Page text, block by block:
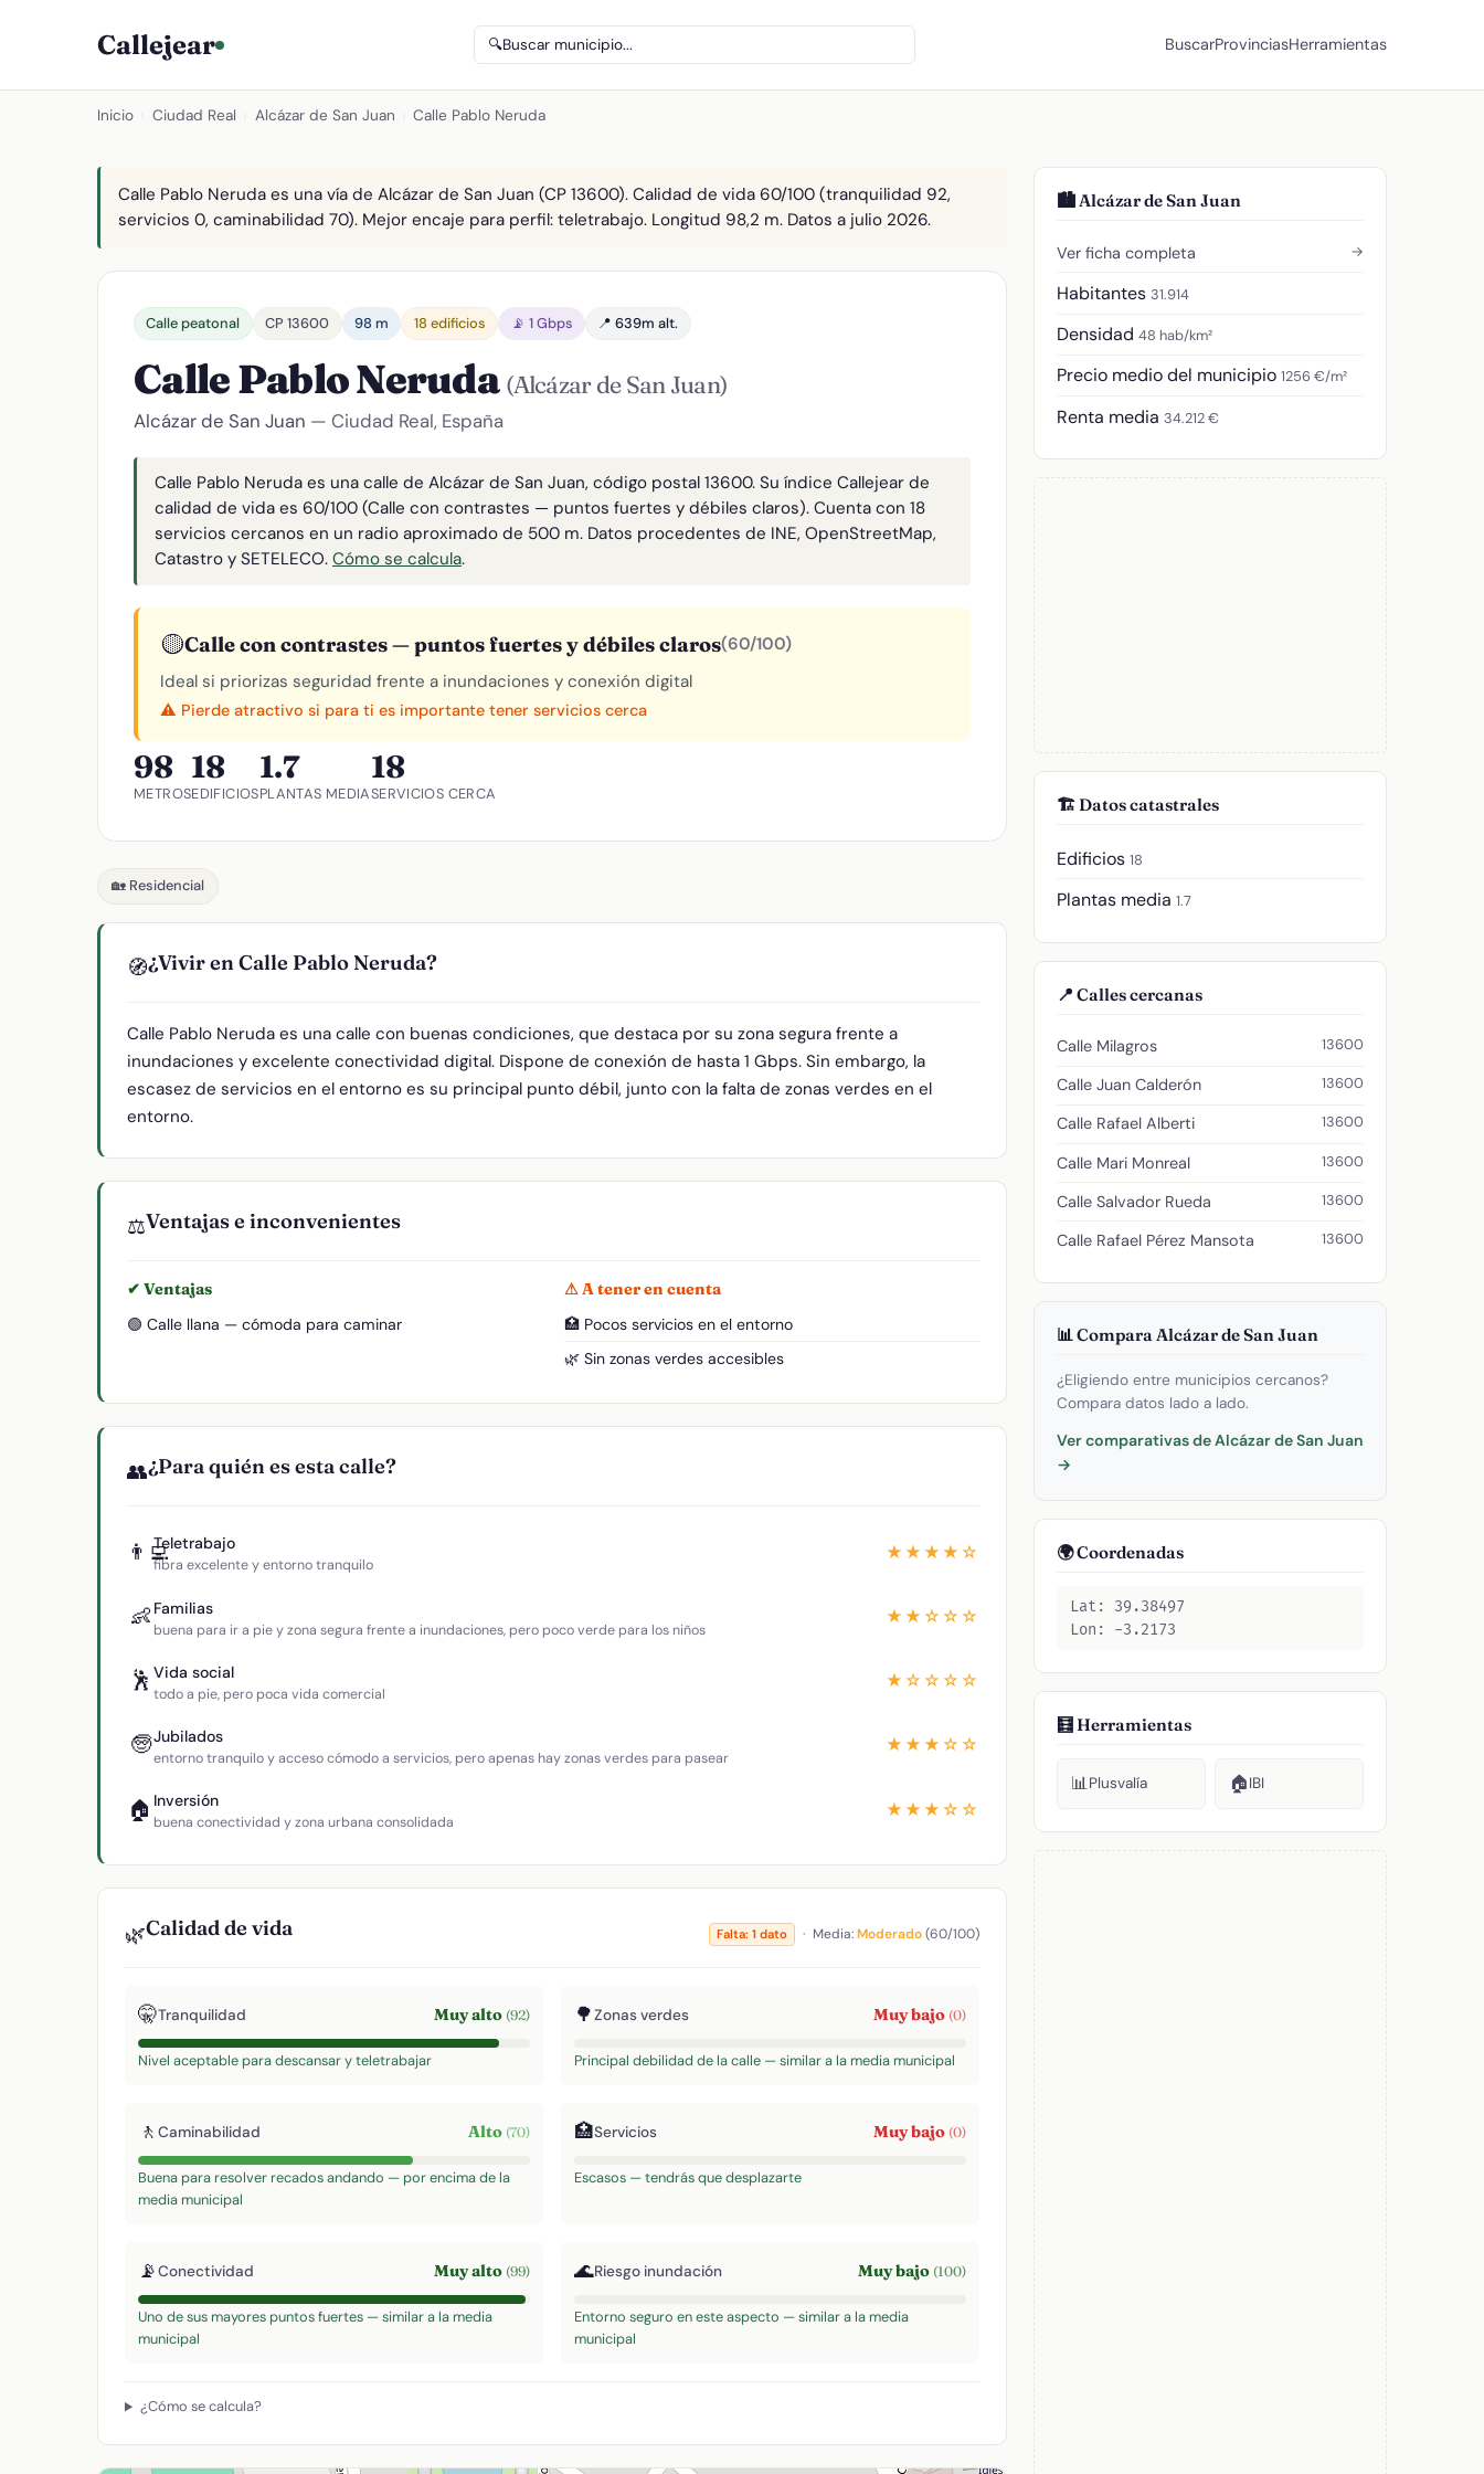
Callejear 🔍Buscar municipio... BuscarProvinciasHerramientas
Inicio Ciudad Real Alcázar de San Juan Calle Pablo Neruda
Calle Pablo Neruda es una vía de Alcázar de San Juan (CP 13600). Calidad de vida 60/100 (tranquilidad 92,
servicios 0, caminabilidad 70). Mejor encaje para perfil: teletrabajo. Longitud 98,2 m. Datos a julio 2026.
Calle peatonal CP 13600 98 m 18 edificios 📡 1 Gbps 📍 639m alt.
Calle Pablo Neruda (Alcázar de San Juan)
Alcázar de San Juan — Ciudad Real, España
Calle Pablo Neruda es una calle de Alcázar de San Juan, código postal 13600. Su índice Callejear de
calidad de vida es 60/100 (Calle con contrastes — puntos fuertes y débiles claros). Cuenta con 18
servicios cercanos en un radio aproximado de 500 m. Datos procedentes de INE, OpenStreetMap,
Catastro y SETELECO. Cómo se calcula.
🟡Calle con contrastes — puntos fuertes y débiles claros(60/100)
Ideal si priorizas seguridad frente a inundaciones y conexión digital
⚠️ Pierde atractivo si para ti es importante tener servicios cerca
98
METROS
18
EDIFICIOS
1.7
PLANTAS MEDIA
18
SERVICIOS CERCA
🏡 Residencial
🧭¿Vivir en Calle Pablo Neruda?
Calle Pablo Neruda es una calle con buenas condiciones, que destaca por su zona segura frente a
inundaciones y excelente conectividad digital. Dispone de conexión de hasta 1 Gbps. Sin embargo, la
escasez de servicios en el entorno es su principal punto débil, junto con la falta de zonas verdes en el
entorno.
⚖️Ventajas e inconvenientes
✔ Ventajas
🟢 Calle llana — cómoda para caminar
⚠ A tener en cuenta
🏥 Pocos servicios en el entorno
🌿 Sin zonas verdes accesibles
👥¿Para quién es esta calle?
👨‍💻Teletrabajo
fibra excelente y entorno tranquilo
★★★★☆
👶 Familias
buena para ir a pie y zona segura frente a inundaciones, pero poco verde para los niños
★★☆☆☆
🕺 Vida social
todo a pie, pero poca vida comercial
★☆☆☆☆
🧓Jubilados
entorno tranquilo y acceso cómodo a servicios, pero apenas hay zonas verdes para pasear
★★★☆☆
🏠 Inversión
buena conectividad y zona urbana consolidada
★★★☆☆
🌿Calidad de vida Falta: 1 dato · Media:Moderado(60/100)
🤫Tranquilidad Muy alto (92)
Nivel aceptable para descansar y teletrabajar
🌳Zonas verdes Muy bajo (0)
Principal debilidad de la calle — similar a la media municipal
🚶 Caminabilidad Alto (70)
Buena para resolver recados andando — por encima de la
media municipal
🏥Servicios Muy bajo (0)
Escasos — tendrás que desplazarte
📡Conectividad Muy alto (99)
Uno de sus mayores puntos fuertes — similar a la media
municipal
🌊Riesgo inundación Muy bajo (100)
Entorno seguro en este aspecto — similar a la media
municipal
¿Cómo se calcula?
🏙️ Alcázar de San Juan
Ver ficha completa →
Habitantes 31.914
Densidad 48 hab/km²
Precio medio del municipio 1256 €/m²
Renta media 34.212 €
🏗️ Datos catastrales
Edificios 18
Plantas media 1.7
📍 Calles cercanas
Calle Milagros 13600
Calle Juan Calderón 13600
Calle Rafael Alberti 13600
Calle Mari Monreal 13600
Calle Salvador Rueda 13600
Calle Rafael Pérez Mansota 13600
📊 Compara Alcázar de San Juan
¿Eligiendo entre municipios cercanos?
Compara datos lado a lado.
Ver comparativas de Alcázar de San Juan
→
🌍 Coordenadas
Lat: 39.38497
Lon: -3.2173
🧮 Herramientas
📊Plusvalía 🏠IBI